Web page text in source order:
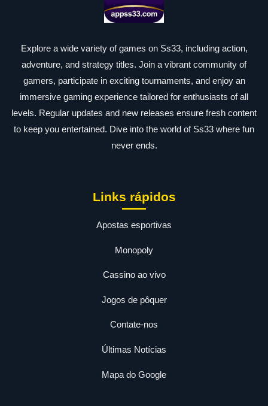
Explore a wide variety of games on Ss33, including action,
adventure, and strategy titles. Join a vibrant community of
gamers, participate in exciting tournaments, and enjoy an
immersive gaming experience tailored for enthusiasts of all
levels. Regular updates and new releases ensure fresh content
to keep you entertained. Dive into the world of Ss33 where fun
never ends.
Links rápidos
Apostas esportivas
Monopoly
Cassino ao vivo
Jogos de pôquer
Contate-nos
Últimas Notícias
Mapa do Google